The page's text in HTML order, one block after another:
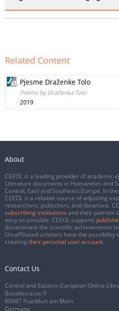
Related Content
Pjesme Draženke Tolo
Poems by Draženka Tolo
2019
About
CEEOL is a leading provider of academic
Literature documents in Humanities and
Central, East and Southeast Europe. In
CEEOL is a reliable source of adjusting
researchers, publishers, and librarians.
subscribing institutions and their patrons
easy as possible. CEEOL supports
disseminate the scientific achievements
Un-affiliated scholars have the possibility
creating their personal user account.
Contact Us
Central and Eastern European Online
Basaltstrasse 9
60487 Frankfurt am Main
Germany